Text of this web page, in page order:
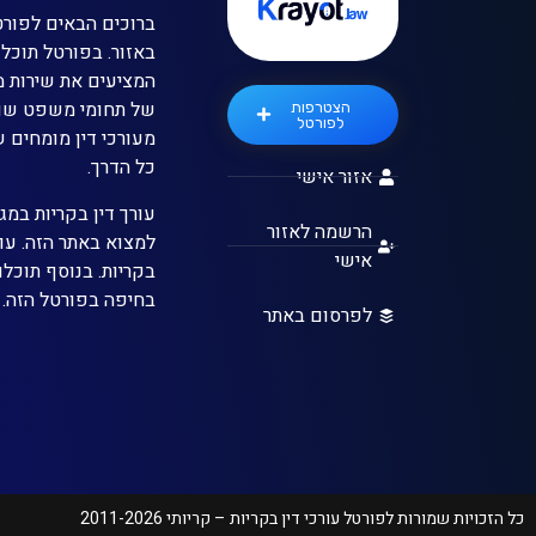
הצטרפות
לפורטל
אזור אישי
הרשמה לאזור
אישי
לפרסום באתר
ברוכים הבאים
באזור. בפורטל
המציעים את
של תחומי משפט
מעורכי דין
כל הדרך.
עורך דין בקריות
למצוא באתר הזה.
בקריות. בנוסף
בחיפה בפורטל הזה.
כל הזכויות שמורות לפורטל עורכי דין בקריות – קריותי 2011-2026